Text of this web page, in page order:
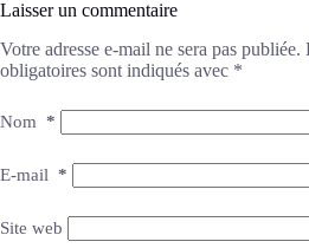
Laisser un commentaire
Votre adresse e-mail ne sera pas publiée.
obligatoires sont indiqués avec *
Nom *
E-mail *
Site web